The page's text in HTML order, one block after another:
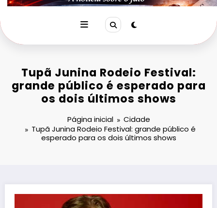
Tupã Junina Rodeio Festival:
grande público é esperado para
os dois últimos shows
Página inicial
Cidade
Tupã Junina Rodeio Festival: grande público é
esperado para os dois últimos shows